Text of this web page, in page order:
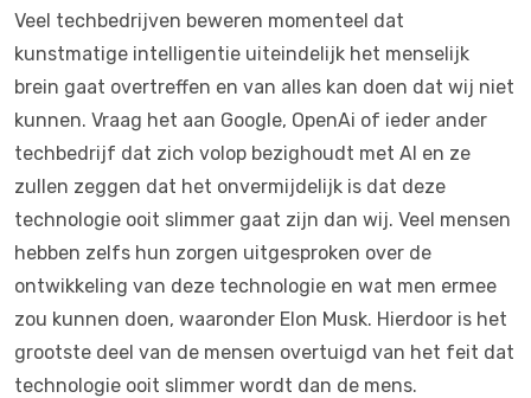
Veel techbedrijven beweren momenteel dat
kunstmatige intelligentie uiteindelijk het menselijk
brein gaat overtreffen en van alles kan doen dat wij niet
kunnen. Vraag het aan Google, OpenAi of ieder ander
techbedrijf dat zich volop bezighoudt met AI en ze
zullen zeggen dat het onvermijdelijk is dat deze
technologie ooit slimmer gaat zijn dan wij. Veel mensen
hebben zelfs hun zorgen uitgesproken over de
ontwikkeling van deze technologie en wat men ermee
zou kunnen doen, waaronder Elon Musk. Hierdoor is het
grootste deel van de mensen overtuigd van het feit dat
technologie ooit slimmer wordt dan de mens.